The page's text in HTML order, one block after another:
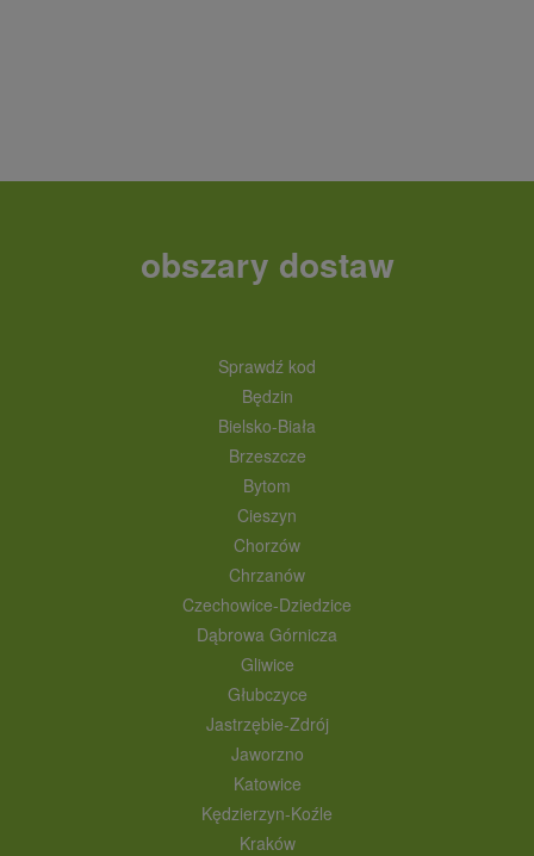
obszary dostaw
Sprawdź kod
Będzin
Bielsko-Biała
Brzeszcze
Bytom
Cieszyn
Chorzów
Chrzanów
Czechowice-Dziedzice
Dąbrowa Górnicza
Gliwice
Głubczyce
Jastrzębie-Zdrój
Jaworzno
Katowice
Kędzierzyn-Koźle
Kraków